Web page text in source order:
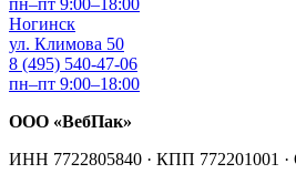
Ногинск
ул. Климова 50
8 (495) 540-47-06
пн–пт 9:00–18:00
ООО «ВебПак»
ИНН 7722805840 · КПП 772201001 ·